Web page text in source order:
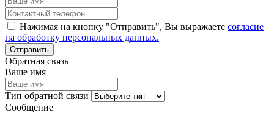
Нажимая на кнопку "Отправить", Вы выражаете согласие
на обработку персональных данных.
Обратная связь
Ваше имя
Тип обратной связи
Сообщение